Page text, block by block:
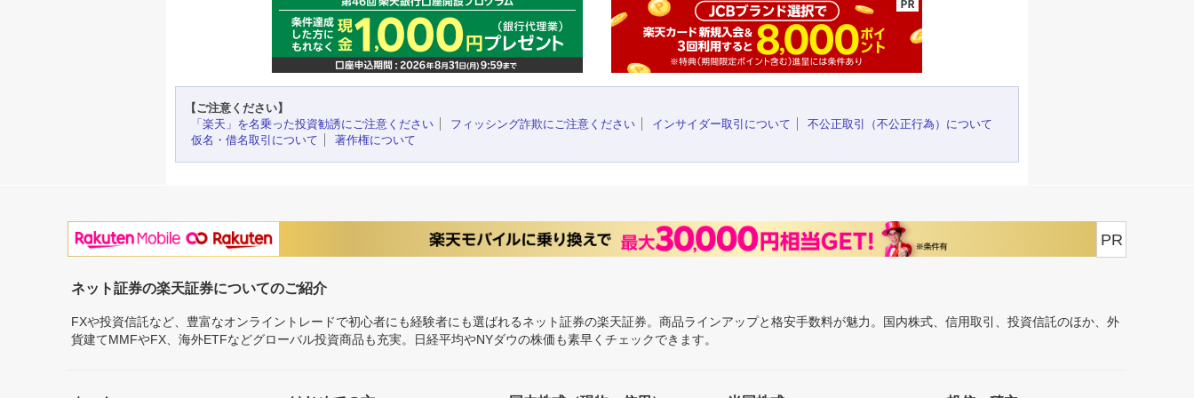
【ご注意ください】
「楽天」を名乗った投資勧誘にご注意ください
フィッシング詐欺にご注意ください インサイダー取引について
不公正取引（不公正行為）について
仮名・借名取引について
著作権について
PR
ネット証券の楽天証券についてのご紹介
FXや投資信託など、豊富なオンライントレードで初心者にも経験者にも選ばれるネット証券の楽天証券。商品ラインアップと格安手数料が魅力。国内株式、信用取引、投資信託のほか、外
貨建てMMFやFX、海外ETFなどグローバル投資商品も充実。日経平均やNYダウの株価も素早くチェックできます。